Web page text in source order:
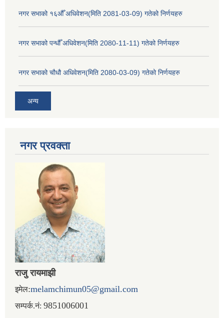
नगर सभाको १६औँ अधिवेशन(मिति 2081-03-09) गतेको निर्णयहरु
नगर सभाको पन्धौँ अधिवेशन(मिति 2080-11-11) गतेको निर्णयहरु
नगर सभाको चौधौ अधिवेशन(मिति 2080-03-09) गतेको निर्णयहरु
अन्य
नगर प्रव‌क्ता
राजु रायमाझी
इमेल:melamchimun05@gmail.com
सम्पर्क.नं: 9851006001